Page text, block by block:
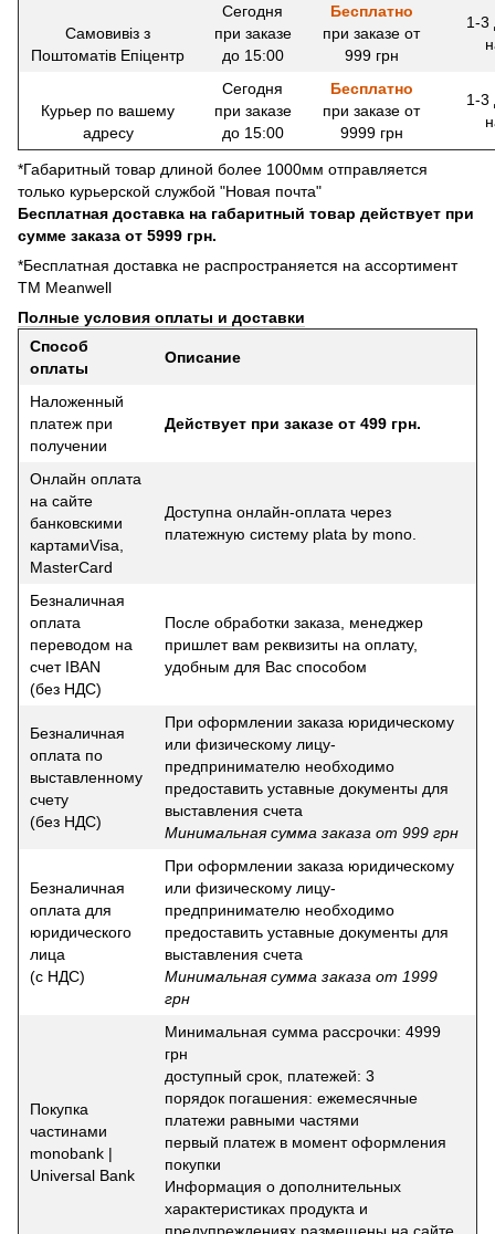
Самовивіз з
Поштоматів Епіцентр
Сегодня
при заказе
до 15:00
Бесплатно
при заказе от
999 грн
1-3
Курьер по вашему
адресу
Сегодня
при заказе
до 15:00
Бесплатно
при заказе от
9999 грн
1-3
*Габаритный товар длиной более 1000мм отправляется
только курьерской службой "Новая почта"
Бесплатная доставка на габаритный товар действует при
сумме заказа от 5999 грн.
*Бесплатная доставка не распространяется на ассортимент
ТМ Meanwell
Полные условия оплаты и доставки
Способ
оплаты
Описание
Наложенный
платеж при
получении
Действует при заказе от 499 грн.
Онлайн оплата
на сайте
банковскими
картамиVisa,
MasterCard
Доступна онлайн-оплата через
платежную систему plata by mono.
Безналичная
оплата
переводом на
счет IBAN
(без НДС)
После обработки заказа, менеджер
пришлет вам реквизиты на оплату,
удобным для Вас способом
Безналичная
оплата по
выставленному
счету
(без НДС)
При оформлении заказа юридическому
или физическому лицу-
предпринимателю необходимо
предоставить уставные документы для
выставления счета
Минимальная сумма заказа от 999 грн
Безналичная
оплата для
юридического
лица
(с НДС)
При оформлении заказа юридическому
или физическому лицу-
предпринимателю необходимо
предоставить уставные документы для
выставления счета
Минимальная сумма заказа от 1999
грн
Покупка
частинами
monobank |
Universal Bank
Минимальная сумма рассрочки: 4999
грн
доступный срок, платежей: 3
порядок погашения: ежемесячные
платежи равными частями
первый платеж в момент оформления
покупки
Информация о дополнительных
характеристиках продукта и
предупреждениях размещены на сайте